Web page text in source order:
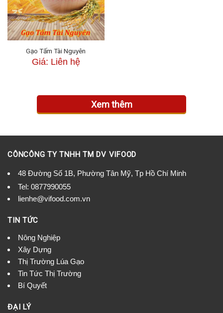
Gạo Tấm Tài Nguyên
Giá: Liên hệ
Xem thêm
CÔNCÔNG TY TNHH TM DV VIFOOD
48 Đường Số 1B, Phường Tân Mỹ, Tp Hồ Chí Minh
Tel: 0877990055
lienhe@vifood.com.vn
TIN TỨC
Nông Nghiệp
Xây Dựng
Thị Trường Lúa Gạo
Tin Tức Thị Trường
Bí Quyết
ĐẠI LÝ